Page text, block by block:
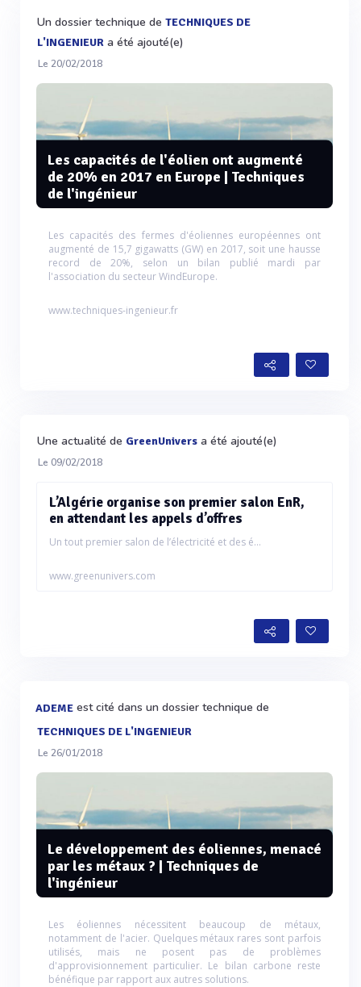
Un dossier technique de TECHNIQUES DE
L'INGENIEUR a été ajouté(e)
Le 20/02/2018
Les capacités de l'éolien ont augmenté
de 20% en 2017 en Europe | Techniques
de l'ingénieur
Les capacités des fermes d'éoliennes européennes ont
augmenté de 15,7 gigawatts (GW) en 2017, soit une hausse
record de 20%, selon un bilan publié mardi par
l'association du secteur WindEurope.
www.techniques-ingenieur.fr
Une actualité de GreenUnivers a été ajouté(e)
Le 09/02/2018
L’Algérie organise son premier salon EnR,
en attendant les appels d’offres
Un tout premier salon de l’électricité et des é...
www.greenunivers.com
ADEME est cité dans un dossier technique de
TECHNIQUES DE L'INGENIEUR
Le 26/01/2018
Le développement des éoliennes, menacé
par les métaux ? | Techniques de
l'ingénieur
Les éoliennes nécessitent beaucoup de métaux,
notamment de l'acier. Quelques métaux rares sont parfois
utilisés, mais ne posent pas de problèmes
d'approvisionnement particulier. Le bilan carbone reste
bénéfique par rapport aux autres solutions.